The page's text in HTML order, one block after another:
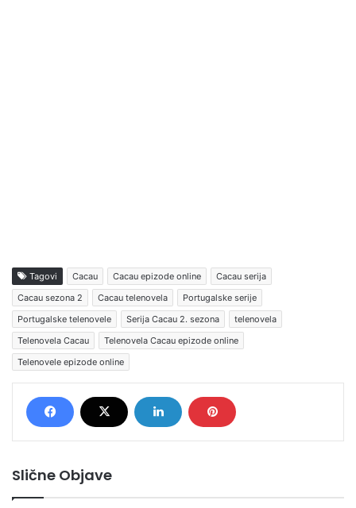
Tagovi Cacau Cacau epizode online
Cacau serija
Cacau sezona 2
Cacau telenovela
Portugalske serije
Portugalske telenovele
Serija Cacau 2. sezona
telenovela
Telenovela Cacau
Telenovela Cacau epizode online
Telenovele epizode online
Slične Objave